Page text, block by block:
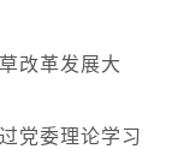
改革发展大
党委理论学习